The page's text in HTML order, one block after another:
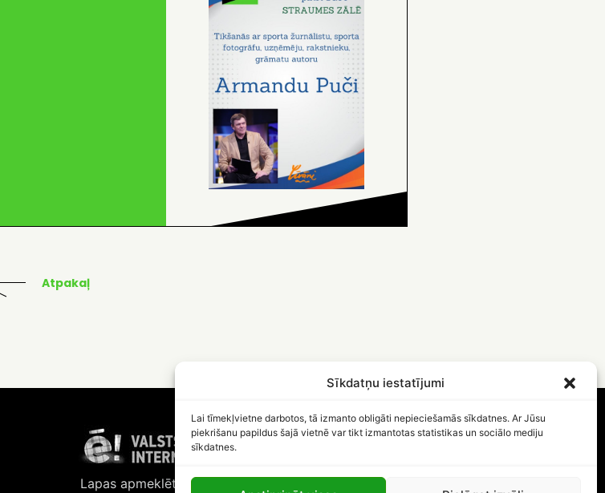
Sīkdatņu iestatījumi
Lai tīmekļvietne darbotos, tā izmanto obligāti nepieciešamās sīkdatnes. Ar Jūsu
piekrišanu papildus šajā vietnē var tikt izmantotas statistikas un sociālo mediju
sīkdatnes.
Atpakaļ
Lapas apmeklētāju skaits: